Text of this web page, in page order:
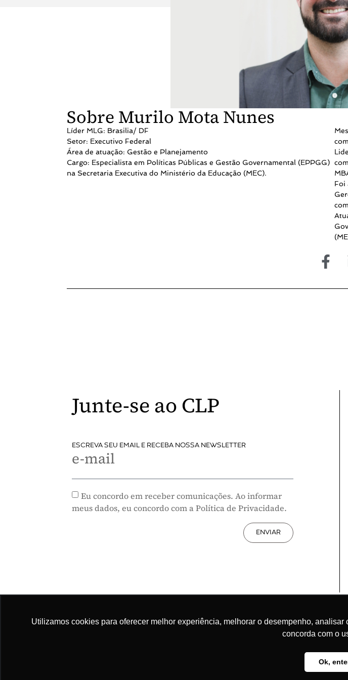
Utilizamos cookies para oferecer melhor experiência, melhorar o desempenho,
concorda com o
Ok,
Sobre Murilo Mota Nunes
Líder MLG: Brasilia/ DF
Setor: Executivo Federal
Área de atuação: Gestão e Planejamento
Cargo: Especialista em Políticas Públicas e Gestão Governamental (EPPGG)
na Secretaria Executiva do Ministério da Educação (MEC).
Foi
Junte-se ao CLP
ESCREVA SEU EMAIL E RECEBA NOSSA NEWSLETTER
e-mail
Eu concordo em receber comunicações. Ao informar
meus dados, eu concordo com a Política de Privacidade.
ENVIAR